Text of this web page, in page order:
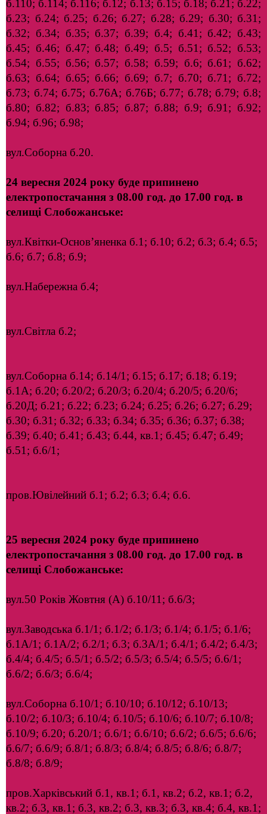
б.110; б.114; б.116; б.12; б.13; б.15; б.18; б.21; б.22;
б.23; б.24; б.25; б.26; б.27; б.28; б.29; б.30; б.31;
б.32; б.34; б.35; б.37; б.39; б.4; б.41; б.42; б.43;
б.45; б.46; б.47; б.48; б.49; б.5; б.51; б.52; б.53;
б.54; б.55; б.56; б.57; б.58; б.59; б.6; б.61; б.62;
б.63; б.64; б.65; б.66; б.69; б.7; б.70; б.71; б.72;
б.73; б.74; б.75; б.76А; б.76Б; б.77; б.78; б.79; б.8;
б.80; б.82; б.83; б.85; б.87; б.88; б.9; б.91; б.92;
б.94; б.96; б.98;
вул.Соборна б.20.
24 вересня 2024 року буде припинено
електропостачання з 08.00 год. до 17.00 год. в
селищі Слобожанське:
вул.Квітки-Основ’яненка б.1; б.10; б.2; б.3; б.4; б.5;
б.6; б.7; б.8; б.9;
вул.Набережна б.4;
вул.Світла б.2;
вул.Соборна б.14; б.14/1; б.15; б.17; б.18; б.19;
б.1А; б.20; б.20/2; б.20/3; б.20/4; б.20/5; б.20/6;
б.20Д; б.21; б.22; б.23; б.24; б.25; б.26; б.27; б.29;
б.30; б.31; б.32; б.33; б.34; б.35; б.36; б.37; б.38;
б.39; б.40; б.41; б.43; б.44, кв.1; б.45; б.47; б.49;
б.51; б.6/1;
пров.Ювілейний б.1; б.2; б.3; б.4; б.6.
25 вересня 2024 року буде припинено
електропостачання з 08.00 год. до 17.00 год. в
селищі Слобожанське:
вул.50 Років Жовтня (А) б.10/11; б.6/3;
вул.Заводська б.1/1; б.1/2; б.1/3; б.1/4; б.1/5; б.1/6;
б.1А/1; б.1А/2; б.2/1; б.3; б.3А/1; б.4/1; б.4/2; б.4/3;
б.4/4; б.4/5; б.5/1; б.5/2; б.5/3; б.5/4; б.5/5; б.6/1;
б.6/2; б.6/3; б.6/4;
вул.Соборна б.10/1; б.10/10; б.10/12; б.10/13;
б.10/2; б.10/3; б.10/4; б.10/5; б.10/6; б.10/7; б.10/8;
б.10/9; б.20; б.20/1; б.6/1; б.6/10; б.6/2; б.6/5; б.6/6;
б.6/7; б.6/9; б.8/1; б.8/3; б.8/4; б.8/5; б.8/6; б.8/7;
б.8/8; б.8/9;
пров.Харківський б.1, кв.1; б.1, кв.2; б.2, кв.1; б.2,
кв.2; б.3, кв.1; б.3, кв.2; б.3, кв.3; б.3, кв.4; б.4, кв.1;